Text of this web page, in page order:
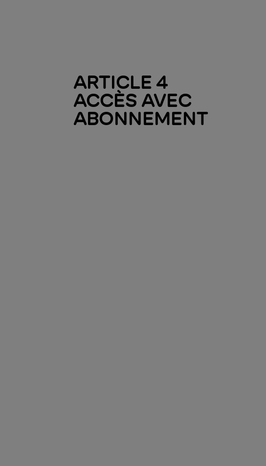
ARTICLE 4
ACCÈS AVEC
ABONNEMENT